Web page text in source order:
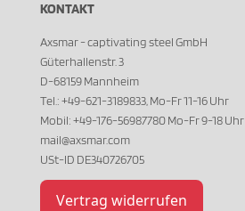
KONTAKT
Axsmar - captivating steel GmbH
Güterhallenstr. 3
D-68159 Mannheim
Tel.: +49-621-3189833, Mo-Fr 11-16 Uhr
Mobil: +49-176-56987780 Mo-Fr 9-18 Uhr
mail@axsmar.com
USt-ID DE340726705
Vertrag widerrufen